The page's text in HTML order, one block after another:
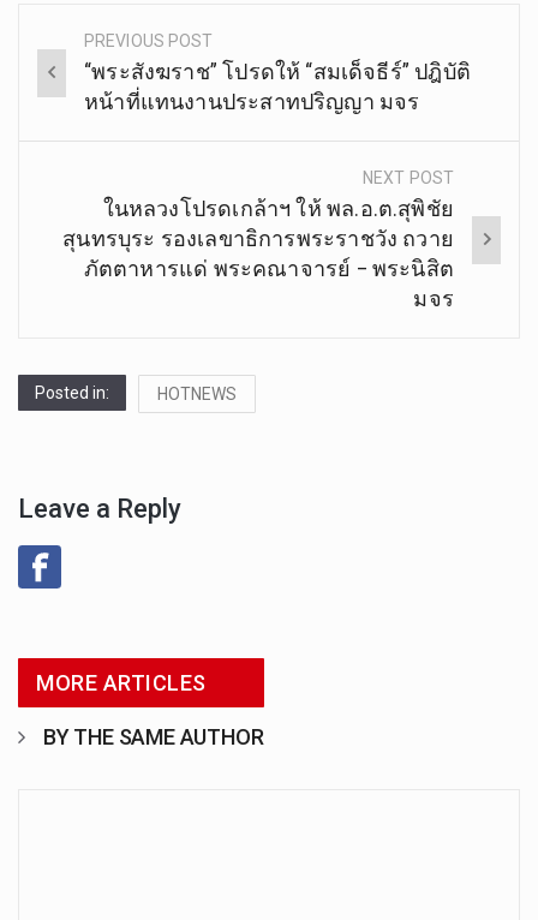
Post
navigation
PREVIOUS POST
“พระสังฆราช” โปรดให้ “สมเด็จธีร์” ปฎิบัติ
หน้าที่แทนงานประสาทปริญญา มจร
NEXT POST
ในหลวงโปรดเกล้าฯ ให้ พล.อ.ต.สุพิชัย
สุนทรบุระ รองเลขาธิการพระราชวัง ถวาย
ภัตตาหารแด่ พระคณาจารย์ – พระนิสิต
มจร
Posted in: HOTNEWS
Leave a Reply
MORE ARTICLES
BY THE SAME AUTHOR